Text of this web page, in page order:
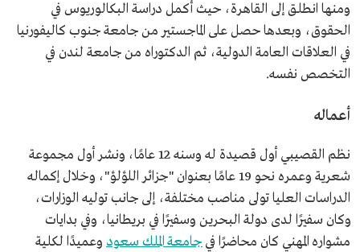
ومنها انطلق إلى القاهرة، حيث أكمل دراسة البكالوريوس في
الحقوق، وبعدها حصل على الماجستير من جامعة جنوب كاليفورنيا
في العلاقات العامة الدولية، ثم الدكتوراه من جامعة لندن في
التخصص نفسه.
أعماله
نظم القصيبي أول قصيدة له وسنه 12 عامًا، ونشر أول مجموعة
شعرية وعمره نحو 19 عامًا بعنوان "جزائر اللؤلؤ"، وخلال إكماله
الدراسات العليا تولى مناصب مختلفة، إلى جانب توليه الوزارات،
وكان سفيرًا لدى دولة البحرين وسفيرًا في بريطانيا، وفي بدايات
مشواره المهني كان محاضرًا في جامعة الملك سعود وعميدًا لكلية